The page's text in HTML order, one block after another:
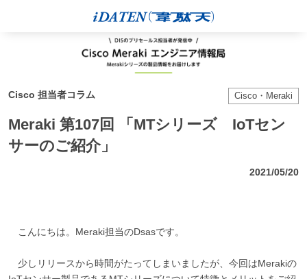
Cisco 担当者コラム Cisco・Meraki
Meraki 第107回 「MTシリーズ IoTセン
サーのご紹介」
2021/05/20
こんにちは。Meraki担当のDsasです。
少しリリースから時間がたってしまいましたが、今回はMerakiの